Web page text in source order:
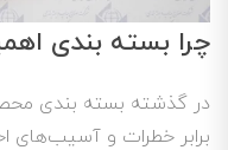
چرا بسته بندی
در گذشته بسته بندی
برابر خطرات و آسیب‌های